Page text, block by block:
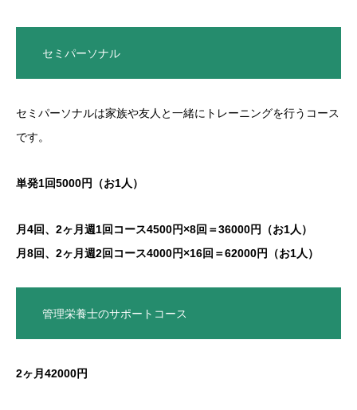
セミパーソナル
セミパーソナルは家族や友人と一緒にトレーニングを行うコース
です。
単発1回5000円（お1人）
月4回、2ヶ月週1回コース4500円×8回＝36000円（お1人）
月8回、2ヶ月週2回コース4000円×16回＝62000円（お1人）
管理栄養士のサポートコース
2ヶ月42000円